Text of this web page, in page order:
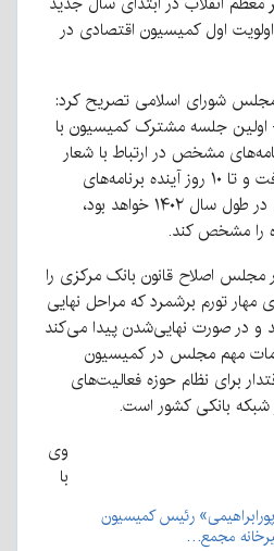
اول کمیسیون اقتصادی در
شورای اسلامی تصریح کرد:
فروردین – اولین جلسه مشترک کمیسیون با
مشخص در ارتباط با شعار
امسال در دستور کار قرار گرفت و تا ۱۰ روز آینده برنامه‌های
مشترک ما که مبنای نظارتی در طول سال ۱۴۰۲ خواهد بود،
را مشخص کند.
مجلس اصلاح قانون بانک مرکزی را
مهار تورم برشمرد که مراحل نهایی
و در صورت نهایی‌شدن پیدا می‌کند
مهم مجلس در کمیسیون
برای نظام حوزه فعالیت‌های
بانکی کشور است.
رئیس کمیسیون
مجمع…
وی
با